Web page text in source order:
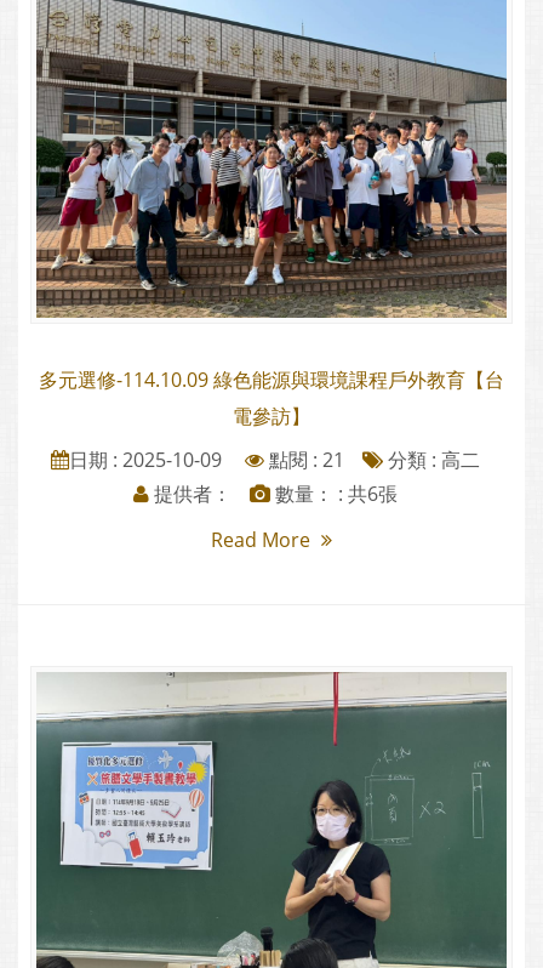
多元選修-114.10.09 綠色能源與環境課程戶外教育【台
電參訪】
日期 : 2025-10-09
點閱 : 21 分類 : 高二
提供者：
數量： : 共6張
Read More